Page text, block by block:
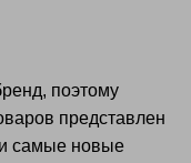
поэтому
представлен
самые новые